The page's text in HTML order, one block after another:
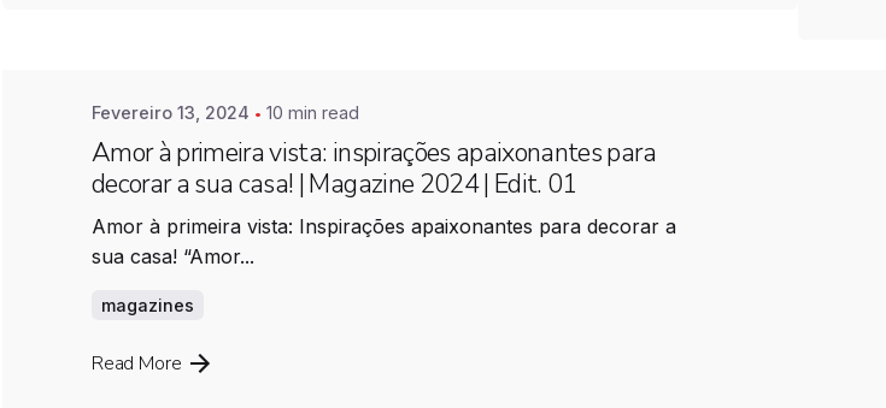
Fevereiro 13, 2024 10 min read
Amor à primeira vista: inspirações apaixonantes para
decorar a sua casa! | Magazine 2024 | Edit. 01
Amor à primeira vista: Inspirações apaixonantes para decorar a
sua casa! “Amor...
magazines
Read MoreFarimovel